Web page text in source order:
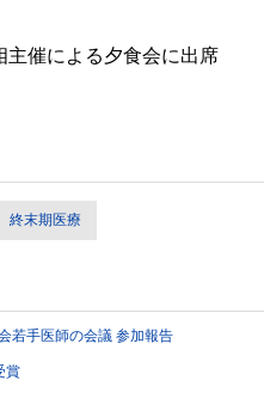
催による夕食会に出席
終末期医療
若手医師の会議 参加報告
賞